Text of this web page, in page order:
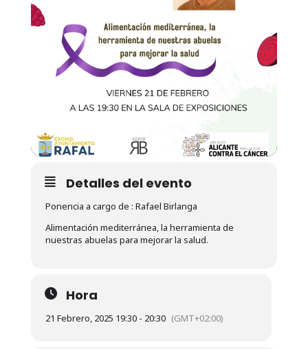
Detalles del evento
Ponencia a cargo de : Rafael Birlanga
Alimentación mediterránea, la herramienta de
nuestras abuelas para mejorar la salud.
Hora
21 Febrero, 2025 19:30 - 20:30 (GMT+02:00)